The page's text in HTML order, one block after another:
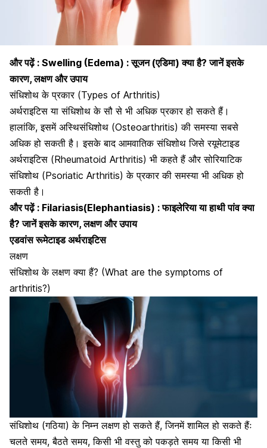
और पढ़ें : Swelling (Edema) : सूजन (एडिमा) क्या है? जानें इसके
कारण, लक्षण और उपाय
संधिशोथ के प्रकार (Types of Arthritis)
अर्थराइटिस या संधिशोथ के सौ से भी अधिक प्रकार हो सकते हैं।
हालांकि, इसमें अस्थिसंधिशोथ (Osteoarthritis) की समस्यासबसे
अधिक हो सकती है। इसके बाद आमवातिक संधिशोथ जिसेरयूमेटाइड
अर्थराइटिस (Rheumatoid Arthritis) भी कहते हैं और सोरियाटिक
संधिशोथ (Psoriatic Arthritis) के प्रकार की समस्या भी अधिक हो
सकती है।
और पढ़ें : Filariasis(Elephantiasis) : फाइलेरिया या हाथी पांव क्या
है? जानें इसके कारण, लक्षण और उपाय
एडवांस रूमेटाइड अर्थराइटिस
लक्षण
संधिशोथ के लक्षण क्या हैं? (What are the symptoms of
arthritis?)
संधिशोथ (गठिया) के निम्न लक्षण हो सकते हैं, जिनमें शामिल हो सकते हैंः
चलते समय, बैठते समय, किसी भी वस्तु को पकड़ते समय या किसी भी